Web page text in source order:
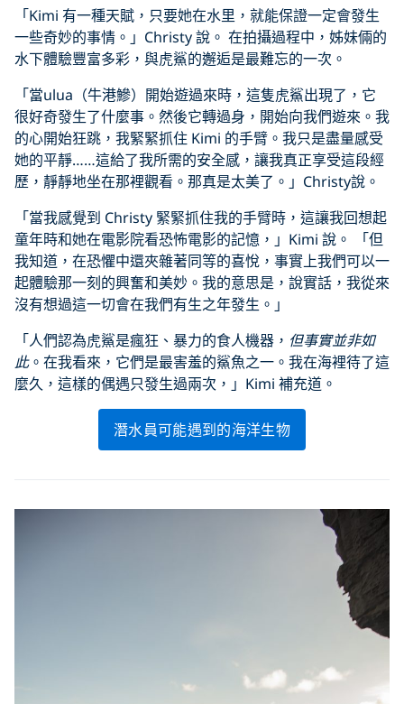
「Kimi 有一種天賦，只要她在水里，就能保證一定會發生
一些奇妙的事情。」Christy 說。 在拍攝過程中，姊妹倆的
水下體驗豐富多彩，與虎鯊的邂逅是最難忘的一次。
「當ulua（牛港鰺）開始遊過來時，這隻虎鯊出現了，它
很好奇發生了什麼事。然後它轉過身，開始向我們遊來。我
的心開始狂跳，我緊緊抓住 Kimi 的手臂。我只是盡量感受
她的平靜……這給了我所需的安全感，讓我真正享受這段經
歷，靜靜地坐在那裡觀看。那真是太美了。」Christy說。
「當我感覺到 Christy 緊緊抓住我的手臂時，這讓我回想起
童年時和她在電影院看恐怖電影的記憶，」Kimi 說。 「但
我知道，在恐懼中還夾雜著同等的喜悅，事實上我們可以一
起體驗那一刻的興奮和美妙。我的意思是，說實話，我從來
沒有想過這一切會在我們有生之年發生。」
「人們認為虎鯊是瘋狂、暴力的食人機器， 但事實並非如
此。在我看來，它們是最害羞的鯊魚之一。我在海裡待了這
麼久，這樣的偶遇只發生過兩次，」Kimi 補充道。
潛水員可能遇到的海洋生物